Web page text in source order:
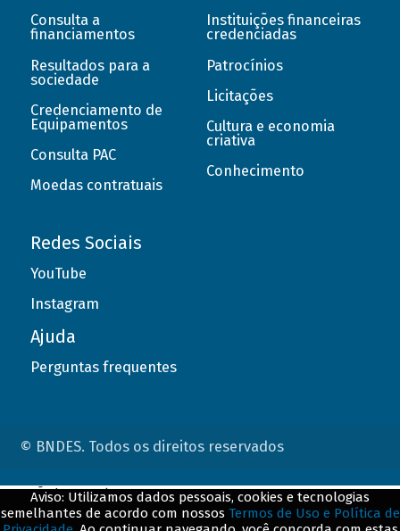
Consulta a
financiamentos
Resultados para a
sociedade
Credenciamento de
Equipamentos
Consulta PAC
Moedas contratuais
Instituições financeiras
credenciadas
Patrocínios
Licitações
Cultura e economia
criativa
Conhecimento
Redes Sociais
YouTube
Instagram
Ajuda
Perguntas frequentes
© BNDES. Todos os direitos reservados
Aviso: Utilizamos dados pessoais, cookies e tecnologias
semelhantes de acordo com nossos Termos de Uso e Política de
ConteÃºdo complementar
${title}${badge}